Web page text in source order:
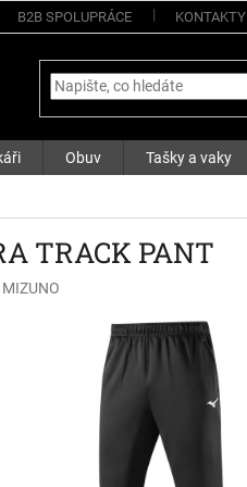
B2B SPOLUPRÁCE KONTAKTY
Obuv Tašky a vaky
TRACK PANT
MIZUNO